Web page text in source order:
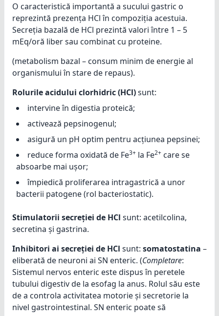
O caracteristică importantă a sucului gastric o
reprezintă prezența HCl în compoziția acestuia.
Secreția bazală de HCl prezintă valori între 1 – 5
mEq/oră liber sau combinat cu proteine.
(metabolism bazal – consum minim de energie al
organismului în stare de repaus).
Rolurile acidului clorhidric (HCl)sunt:
intervine în digestia proteică;
activează pepsinogenul;
asigură un pH optim pentru acțiunea pepsinei;
reduce forma oxidată de Fe3+ la Fe2+ care se
absoarbe mai ușor;
împiedică proliferarea intragastrică a unor
bacterii patogene (rol bacteriostatic).
Stimulatorii secreției de HCl sunt: acetilcolina,
secretina și gastrina.
Inhibitori ai secreției de HCl sunt: somatostatina –
eliberată de neuroni ai SN enteric. (Completare:
Sistemul nervos enteric este dispus în peretele
tubului digestiv de la esofag la anus. Rolul său este
de a controla activitatea motorie și secretorie la
nivel gastrointestinal. SN enteric poate să